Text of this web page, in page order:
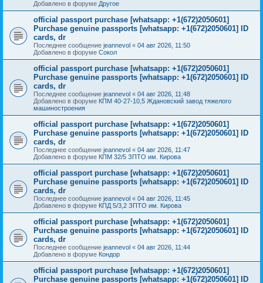
Добавлено в форуме Другое
official passport purchase [whatsapp: +1(672)2050601]
Purchase genuine passports [whatsapp: +1(672)2050601] ID
cards, dr
Последнее сообщение jeannevol « 04 авг 2026, 11:50
Добавлено в форуме Сокол
official passport purchase [whatsapp: +1(672)2050601]
Purchase genuine passports [whatsapp: +1(672)2050601] ID
cards, dr
Последнее сообщение jeannevol « 04 авг 2026, 11:48
Добавлено в форуме КПМ 40-27-10,5 Ждановский завод тяжелого
машиностроения
official passport purchase [whatsapp: +1(672)2050601]
Purchase genuine passports [whatsapp: +1(672)2050601] ID
cards, dr
Последнее сообщение jeannevol « 04 авг 2026, 11:47
Добавлено в форуме КПМ 32/5 ЗПТО им. Кирова
official passport purchase [whatsapp: +1(672)2050601]
Purchase genuine passports [whatsapp: +1(672)2050601] ID
cards, dr
Последнее сообщение jeannevol « 04 авг 2026, 11:45
Добавлено в форуме КПД 5/3,2 ЗПТО им. Кирова
official passport purchase [whatsapp: +1(672)2050601]
Purchase genuine passports [whatsapp: +1(672)2050601] ID
cards, dr
Последнее сообщение jeannevol « 04 авг 2026, 11:44
Добавлено в форуме Кондор
official passport purchase [whatsapp: +1(672)2050601]
Purchase genuine passports [whatsapp: +1(672)2050601] ID